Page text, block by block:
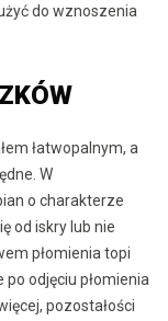
do wznoszenia
łatwopalnym, a
W
o charakterze
od iskry lub nie
płomienia topi
odjęciu płomienia
pozostałości